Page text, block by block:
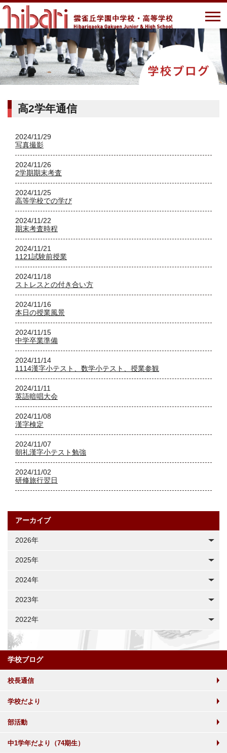
高2学年通信
2024/11/29
写真撮影
2024/11/26
2学期期末考査
2024/11/25
高等学校での学び
2024/11/22
期末考査時程
2024/11/21
1121試験前授業
2024/11/18
ストレスとの付き合い方
2024/11/16
本日の授業風景
2024/11/15
中学卒業準備
2024/11/14
1114漢字小テスト、数学小テスト、授業参観
2024/11/11
英語暗唱大会
2024/11/08
漢字検定
2024/11/07
朝礼漢字小テスト勉強
2024/11/02
研修旅行翌日
アーカイブ
2026年
2025年
2024年
2023年
2022年
学校ブログ
校長通信
学校だより
部活動
中1学年だより（74期生）